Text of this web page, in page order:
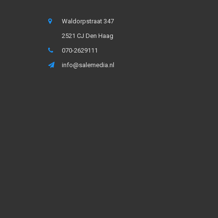
Waldorpstraat 347
2521 CJ Den Haag
070-2629111
info@salemedia.nl